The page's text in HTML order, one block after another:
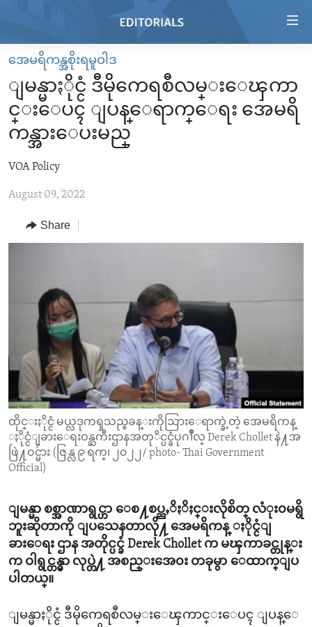
Skip
main
content
Skip
main
Navigation
Skip
Search
HOME
VIDEO
RADIO
REGIONS
AFRICA
AMERICAS
ASIA
TOPICS
HUMAN RIGHTS
SECURITY AND DEFENSE
ECONOMY AND TRADE
ENVIRONMENT AND HEALTH
IDEALS AND INSTITUTIONS
ARCHIVE
ABOUT US
အေမရိကန္အစိုးရမူဝါဒ
ျမန္မာႏိုင္ငံ ဒီမိုကေရစီလမ္းေၾကာ
င္းေပၚ ျပန္ေရာက္ေရး အေမရိ
ကန္အားေပးမည္
VOA Policy
August 09, 2022
Share
ထိုင္းႏိုင္ငံ မယ္လဒုကၡသည္စခန္းကိုသြားေရာက္ခဲ့တဲ့ အေမရိကန္
ႏိုင္ငံျခားေရးဝန္ႀကီးဌာနအတုိင္ပင္ခံပုဂၢိဳလ္ Derek Chollet နဲ႔အ
ဖြဲ႔ဝင္မ်ား (ဇြန္လ ၉ ရက္၊ ၂၀၂၂/ photo- Thai Government
Official)
ျမန္မာ စစ္အာဏာရွင္ဟာ ေစ႔စပ္ညႇိႏိႈင္းလိုစိတ္ လံုး၀မရွိ
ဘူးဆိုတာကို ျပသေနတာလို႔ အေမရိကန္ ႏိုင္ငံျ
ခားေရး ဌာန အတိုင္ပင္ခံ Derek Chollet က မၾကာခင္တုန္း
က ဝါရွင္တန္မွာ လုပ္တဲ႔ အစည္းအေ၀း တခုမွာ ေထာက္ျပ
ပါတယ္။
ျမန္မာႏိုင္ငံ ဒီမိုကေရစီလမ္းေၾကာင္းေပၚ ျပန္ေ